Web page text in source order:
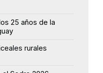
25 años de la
rurales